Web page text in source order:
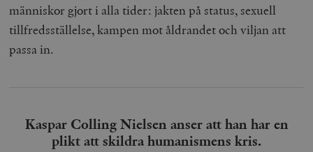
människor gjort i alla tider: jakten på status, sexuell
tillfredsställelse, kampen mot åldrandet och viljan att
passa in.
Kaspar Colling Nielsen anser att han har en
plikt att skildra humanismens kris.